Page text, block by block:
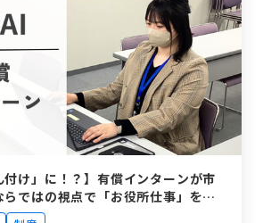
付け」に！？】有償インターンが市
ではの視点で「お役所仕事」を変
プロジェクトのリアル